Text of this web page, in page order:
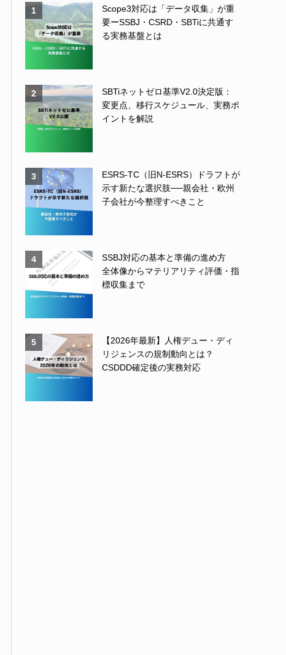
1
Scope3対応は「データ収集」が重
要ーSSBJ・CSRD・SBTiに共通す
る実務基盤とは
2
SBTiネットゼロ基準V2.0決定版：
変更点、移行スケジュール、実務ポ
イントを解説
3
ESRS-TC（旧N-ESRS）ドラフトが
示す新たな選択肢──親会社・欧州
子会社が今整理すべきこと
4
SSBJ対応の基本と準備の進め方
全体像からマテリアリティ評価・指
標収集まで
5
【2026年最新】人権デュー・ディ
リジェンスの規制動向とは？
CSDDD確定後の実務対応